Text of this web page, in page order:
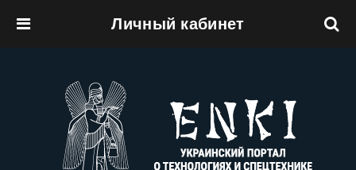
Личный кабинет